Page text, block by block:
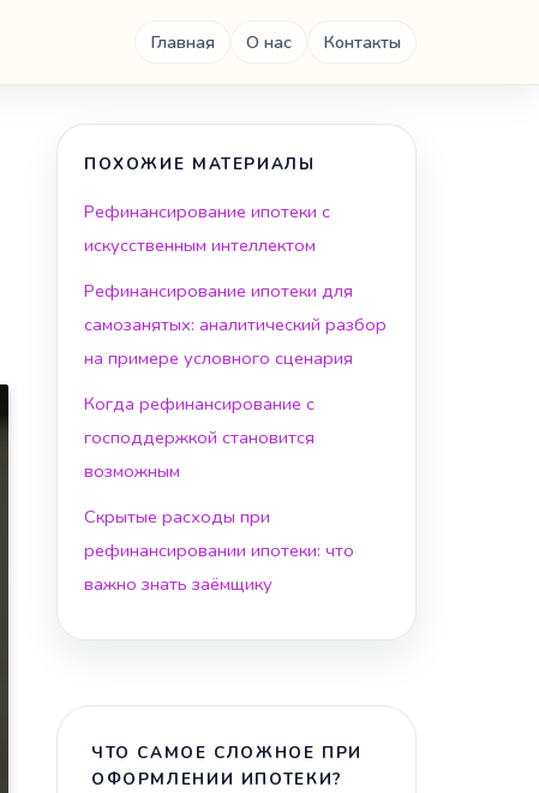
Главная О нас Контакты
ПОХОЖИЕ МАТЕРИАЛЫ
Рефинансирование ипотеки с
искусственным интеллектом
Рефинансирование ипотеки для
самозанятых: аналитический разбор
на примере условного сценария
Когда рефинансирование с
господдержкой становится
возможным
Скрытые расходы при
рефинансировании ипотеки: что
важно знать заёмщику
ЧТО САМОЕ СЛОЖНОЕ ПРИ
ОФОРМЛЕНИИ ИПОТЕКИ?